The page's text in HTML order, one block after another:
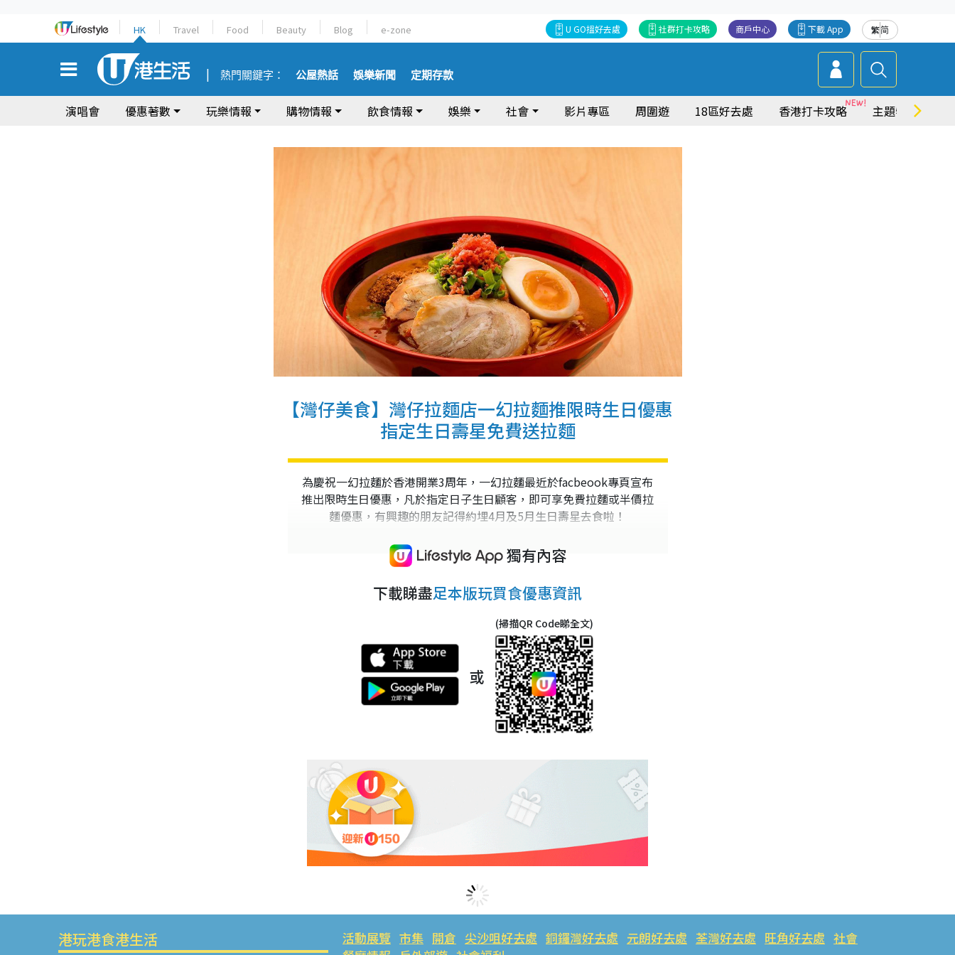
HK Travel Food Beauty Blog e-zone 繁简
下載 App
商戶中心
社群打卡攻略
U GO搵好去處
熱門關鍵字： 公屋熱話 娛樂新聞 定期存款
演唱會 優惠著數 玩樂情報 購物情報 飲食情報 娛樂 社會 影片專區 周圍遊 18區好去處 香港打卡攻略 主題特集
【灣仔美食】灣仔拉麵店一幻拉麵推限時生日優惠
指定生日壽星免費送拉麵
為慶祝一幻拉麵於香港開業3周年，一幻拉麵最近於facbeook專頁宣布
推出限時生日優惠，凡於指定日子生日顧客，即可享免費拉麵或半價拉
麵優惠，有興趣的朋友記得約埋4月及5月生日壽星去食啦！
獨有內容
下載睇盡足本版玩買食優惠資訊
或
(掃描QR Code睇全文)
港玩港食港生活 活動展覽 市集 開倉 尖沙咀好去處 銅鑼灣好去處 元朗好去處 荃灣好去處 旺角好去處 社會